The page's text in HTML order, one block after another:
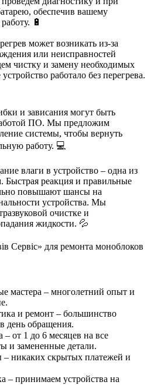
обеспечив вашему
🔋
может возникать из-за
или неисправностей
чистку и замену необходимых
работало без перегрева.
и зависания могут быть
ПО. Мы предложим
системы, чтобы вернуть
работу. 💻
влаги в устройство – одна из
Быстрая реакция и правильные
повышают шансы на
устройства. Мы
очистке и
жидкости. 💦
Сервіс» для ремонта моноблоков
мастера – многолетний опыт и
и ремонт – большинство
день обращения.
– от 1 до 6 месяцев на все
и замененные детали.
никаких скрытых платежей и
– принимаем устройства на